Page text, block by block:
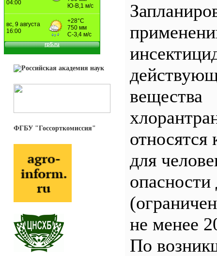
ФГБУ "Госсорткомиссия"
вещества
относятся
для
опасности
не менее
По